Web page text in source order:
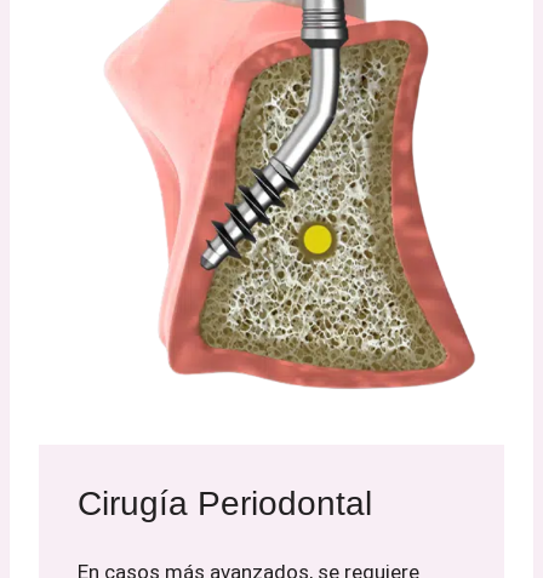
Cirugía Periodontal
En casos más avanzados, se requiere